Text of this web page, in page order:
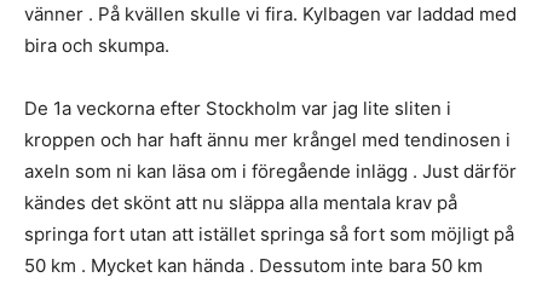
vänner . På kvällen skulle vi fira. Kylbagen var laddad med
bira och skumpa.
De 1a veckorna efter Stockholm var jag lite sliten i
kroppen och har haft ännu mer krångel med tendinosen i
axeln som ni kan läsa om i föregående inlägg . Just därför
kändes det skönt att nu släppa alla mentala krav på
springa fort utan att istället springa så fort som möjligt på
50 km . Mycket kan hända . Dessutom inte bara 50 km